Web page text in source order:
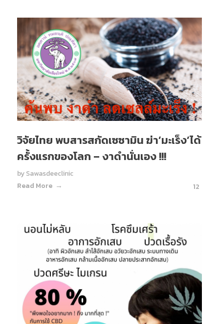
วิจัยไทย พบสารสกัดเซซามิน ฆ่า’มะเร็ง’ได้
ครั้งแรกของโลก – งาดำนั่นเอง !!!
bySawasdeeclinic
Read More
12